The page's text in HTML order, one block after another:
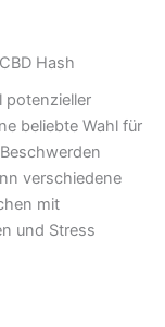
Hash
potenzieller
beliebte Wahl für
verschiedene
mit
und Stress